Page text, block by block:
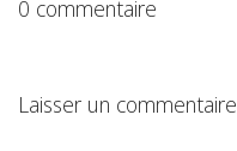
0 commentaire
Laisser un commentaire